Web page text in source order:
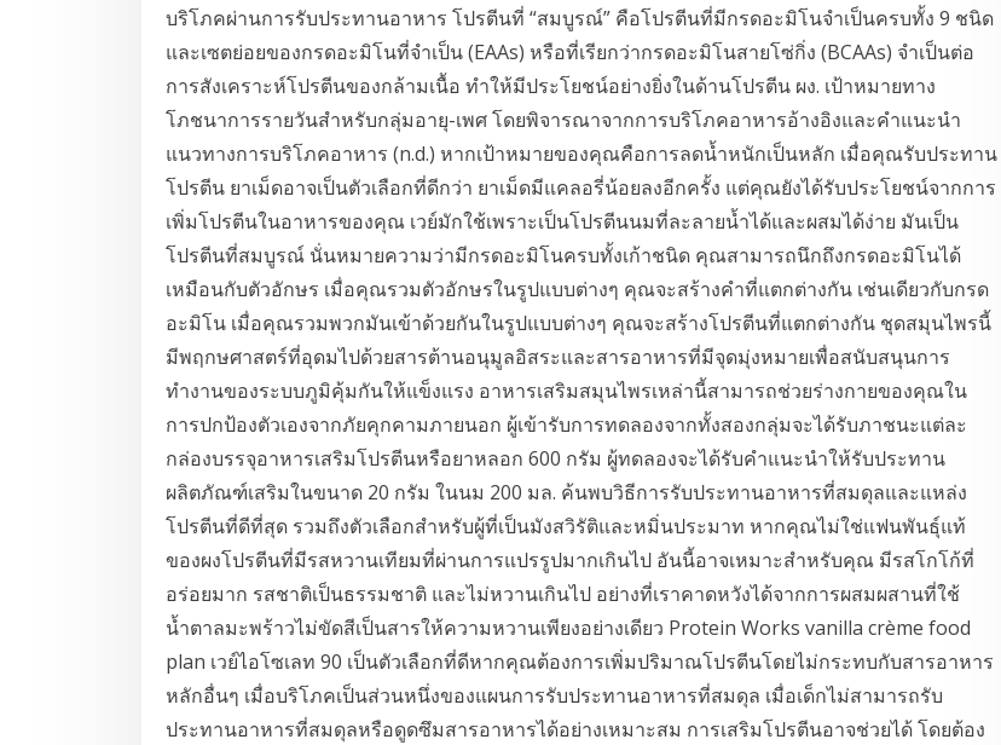
บริโภคผ่านการรับประทานอาหาร โปรตีนที่ “สมบูรณ์” คือโปรตีนที่มีกรดอะมิโนจำเป็นครบทั้ง 9 ชนิด
และเซตย่อยของกรดอะมิโนที่จำเป็น (EAAs) หรือที่เรียกว่ากรดอะมิโนสายโซ่กิ่ง (BCAAs) จำเป็นต่อ
การสังเคราะห์โปรตีนของกล้ามเนื้อ ทำให้มีประโยชน์อย่างยิ่งในด้านโปรตีน ผง. เป้าหมายทาง
โภชนาการรายวันสำหรับกลุ่มอายุ-เพศ โดยพิจารณาจากการบริโภคอาหารอ้างอิงและคำแนะนำ
แนวทางการบริโภคอาหาร (n.d.) หากเป้าหมายของคุณคือการลดน้ำหนักเป็นหลัก เมื่อคุณรับประทาน
โปรตีน ยาเม็ดอาจเป็นตัวเลือกที่ดีกว่า ยาเม็ดมีแคลอรี่น้อยลงอีกครั้ง แต่คุณยังได้รับประโยชน์จากการ
เพิ่มโปรตีนในอาหารของคุณ เวย์มักใช้เพราะเป็นโปรตีนนมที่ละลายน้ำได้และผสมได้ง่าย มันเป็น
โปรตีนที่สมบูรณ์ นั่นหมายความว่ามีกรดอะมิโนครบทั้งเก้าชนิด คุณสามารถนึกถึงกรดอะมิโนได้
เหมือนกับตัวอักษร เมื่อคุณรวมตัวอักษรในรูปแบบต่างๆ คุณจะสร้างคำที่แตกต่างกัน เช่นเดียวกับกรด
อะมิโน เมื่อคุณรวมพวกมันเข้าด้วยกันในรูปแบบต่างๆ คุณจะสร้างโปรตีนที่แตกต่างกัน ชุดสมุนไพรนี้
มีพฤกษศาสตร์ที่อุดมไปด้วยสารต้านอนุมูลอิสระและสารอาหารที่มีจุดมุ่งหมายเพื่อสนับสนุนการ
ทำงานของระบบภูมิคุ้มกันให้แข็งแรง อาหารเสริมสมุนไพรเหล่านี้สามารถช่วยร่างกายของคุณใน
การปกป้องตัวเองจากภัยคุกคามภายนอก ผู้เข้ารับการทดลองจากทั้งสองกลุ่มจะได้รับภาชนะแต่ละ
กล่องบรรจุอาหารเสริมโปรตีนหรือยาหลอก 600 กรัม ผู้ทดลองจะได้รับคำแนะนำให้รับประทาน
ผลิตภัณฑ์เสริมในขนาด 20 กรัม ในนม 200 มล. ค้นพบวิธีการรับประทานอาหารที่สมดุลและแหล่ง
โปรตีนที่ดีที่สุด รวมถึงตัวเลือกสำหรับผู้ที่เป็นมังสวิรัติและหมิ่นประมาท หากคุณไม่ใช่แฟนพันธุ์แท้
ของผงโปรตีนที่มีรสหวานเทียมที่ผ่านการแปรรูปมากเกินไป อันนี้อาจเหมาะสำหรับคุณ มีรสโกโก้ที่
อร่อยมาก รสชาติเป็นธรรมชาติ และไม่หวานเกินไป อย่างที่เราคาดหวังได้จากการผสมผสานที่ใช้
น้ำตาลมะพร้าวไม่ขัดสีเป็นสารให้ความหวานเพียงอย่างเดียว Protein Works vanilla crème food
plan เวย์ไอโซเลท 90 เป็นตัวเลือกที่ดีหากคุณต้องการเพิ่มปริมาณโปรตีนโดยไม่กระทบกับสารอาหาร
หลักอื่นๆ เมื่อบริโภคเป็นส่วนหนึ่งของแผนการรับประทานอาหารที่สมดุล เมื่อเด็กไม่สามารถรับ
ประทานอาหารที่สมดุลหรือดูดซึมสารอาหารได้อย่างเหมาะสม การเสริมโปรตีนอาจช่วยได้ โดยต้อง